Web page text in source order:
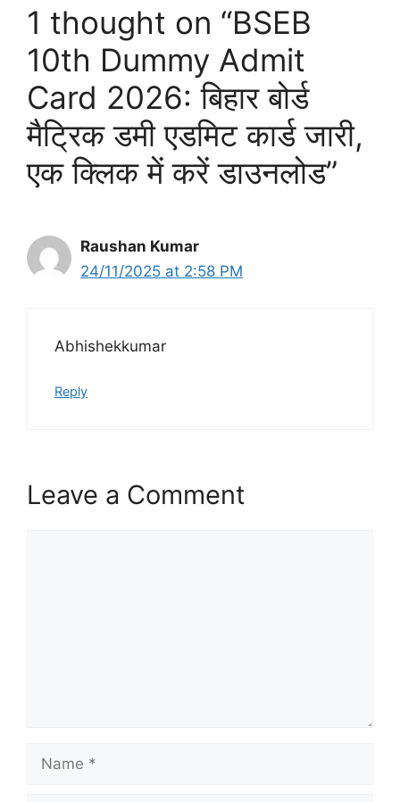
1 thought on “BSEB
10th Dummy Admit
Card 2026: बिहार बोर्ड
मैट्रिक डमी एडमिट कार्ड जारी,
एक क्लिक में करें डाउनलोड”
Raushan Kumar
24/11/2025 at 2:58 PM
Abhishekkumar
Reply
Leave a Comment